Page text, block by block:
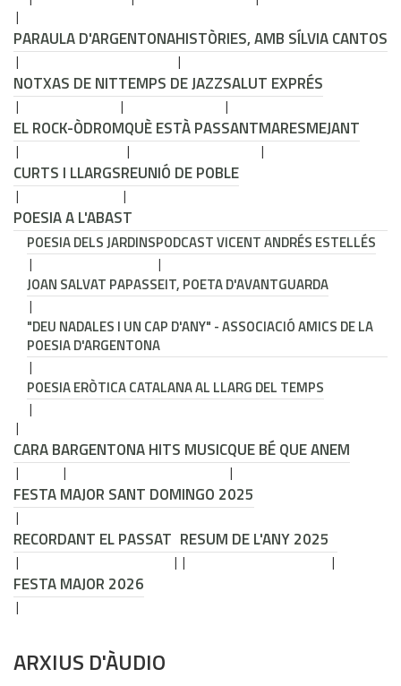
PARAULA D'ARGENTONAHISTÒRIES, AMB SÍLVIA CANTOS
NOTXAS DE NITTEMPS DE JAZZSALUT EXPRÉS
EL ROCK-ÒDROMQUÈ ESTÀ PASSANTMARESMEJANT
CURTS I LLARGSREUNIÓ DE POBLE
POESIA A L'ABAST
POESIA DELS JARDINSPODCAST VICENT ANDRÉS ESTELLÉS
JOAN SALVAT PAPASSEIT, POETA D'AVANTGUARDA
"DEU NADALES I UN CAP D'ANY" - ASSOCIACIÓ AMICS DE LA
POESIA D'ARGENTONA
POESIA ERÒTICA CATALANA AL LLARG DEL TEMPS
CARA BARGENTONA HITS MUSICQUE BÉ QUE ANEM
FESTA MAJOR SANT DOMINGO 2025
RECORDANT EL PASSAT RESUM DE L'ANY 2025
FESTA MAJOR 2026
ARXIUS D'ÀUDIO